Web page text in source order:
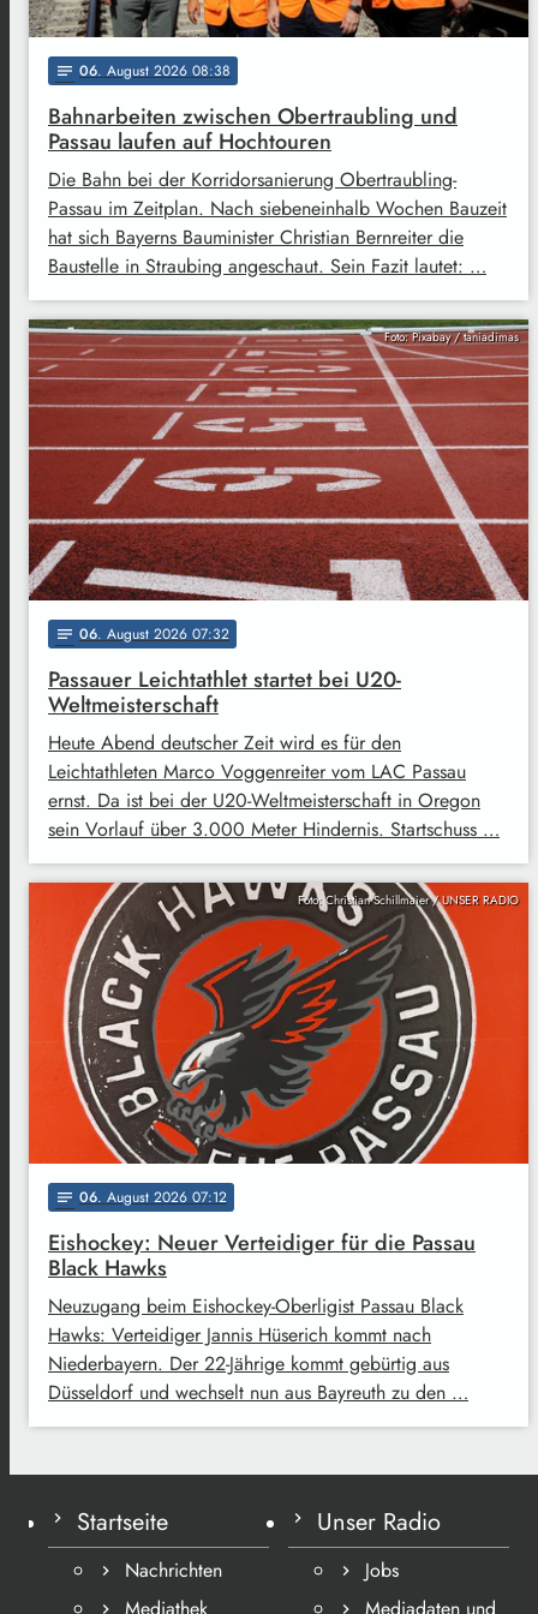
notes 06. August 2026 08:38
Bahnarbeiten zwischen Obertraubling und
Passau laufen auf Hochtouren
Die Bahn bei der Korridorsanierung Obertraubling-
Passau im Zeitplan. Nach siebeneinhalb Wochen Bauzeit
hat sich Bayerns Bauminister Christian Bernreiter die
Baustelle in Straubing angeschaut. Sein Fazit lautet: …
Foto: Pixabay / taniadimas
notes 06. August 2026 07:32
Passauer Leichtathlet startet bei U20-
Weltmeisterschaft
Heute Abend deutscher Zeit wird es für den
Leichtathleten Marco Voggenreiter vom LAC Passau
ernst. Da ist bei der U20-Weltmeisterschaft in Oregon
sein Vorlauf über 3.000 Meter Hindernis. Startschuss …
Foto: Christian Schillmaier / UNSER RADIO
notes 06. August 2026 07:12
Eishockey: Neuer Verteidiger für die Passau
Black Hawks
Neuzugang beim Eishockey-Oberligist Passau Black
Hawks: Verteidiger Jannis Hüserich kommt nach
Niederbayern. Der 22-Jährige kommt gebürtig aus
Düsseldorf und wechselt nun aus Bayreuth zu den …
Startseite
Nachrichten
Unser Radio
Jobs